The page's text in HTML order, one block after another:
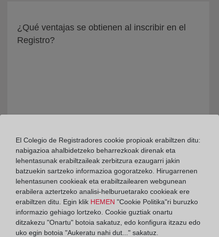
¿Qué ventajas se obtienen al inscribir en el
Registro?
¿Qué es el Registro Público Concursal?
El Colegio de Registradores cookie propioak erabiltzen ditu:
nabigazioa ahalbidetzeko beharrezkoak direnak eta
lehentasunak erabiltzaileak zerbitzura ezaugarri jakin
batzuekin sartzeko informazioa gogoratzeko. Hirugarrenen
lehentasunen cookieak eta erabiltzailearen webgunean
erabilera aztertzeko analisi-helburuetarako cookieak ere
erabiltzen ditu. Egin klik HEMEN "Cookie Politika"ri buruzko
informazio gehiago lortzeko. Cookie guztiak onartu
ditzakezu "Onartu" botoia sakatuz, edo konfigura itzazu edo
uko egin botoia "Aukeratu nahi dut..." sakatuz.